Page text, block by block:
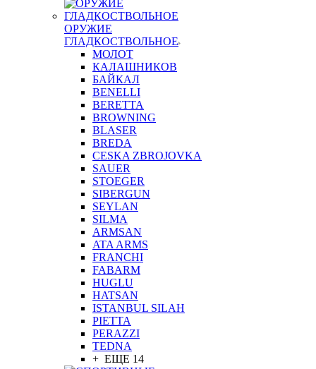
ОРУЖИЕ
ГЛАДКОСТВОЛЬНОЕ
МОЛОТ
КАЛАШНИКОВ
БАЙКАЛ
BENELLI
BERETTA
BROWNING
BLASER
BREDA
CESKA ZBROJOVKA
SAUER
STOEGER
SIBERGUN
SEYLAN
SILMA
ARMSAN
ATA ARMS
FRANCHI
FABARM
HUGLU
HATSAN
ISTANBUL SILAH
PIETTA
PERAZZI
TEDNA
+ ЕЩЕ 14